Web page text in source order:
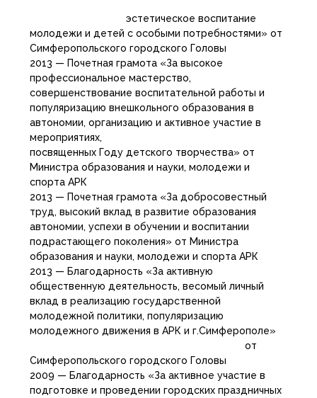
эстетическое воспитание
молодежи и детей с особыми потребностями» от
Симферопольского городского Головы
2013 — Почетная грамота «За высокое
профессиональное мастерство,
совершенствование воспитательной работы и
популяризацию внешкольного образования в
автономии, организацию и активное участие в
мероприятиях,
посвященных Году детского творчества» от
Министра образования и науки, молодежи и
спорта АРК
2013 — Почетная грамота «За добросовестный
труд, высокий вклад в развитие образования
автономии, успехи в обучении и воспитании
подрастающего поколения» от Министра
образования и науки, молодежи и спорта АРК
2013 — Благодарность «За активную
общественную деятельность, весомый личный
вклад в реализацию государственной
молодежной политики, популяризацию
молодежного движения в АРК и г.Симферополе»
от
Симферопольского городского Головы
2009 — Благодарность «За активное участие в
подготовке и проведении городских праздничных